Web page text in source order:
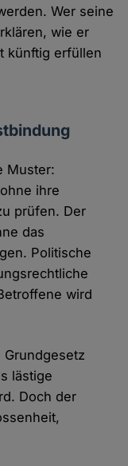
Wer seine
wie er
künftig erfüllen
Muster:
ihre
prüfen. Der
das
Politische
wird
Grundgesetz
lästige
Doch der